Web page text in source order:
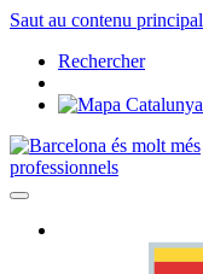
Saut au contenu principal
Rechercher
professionnels